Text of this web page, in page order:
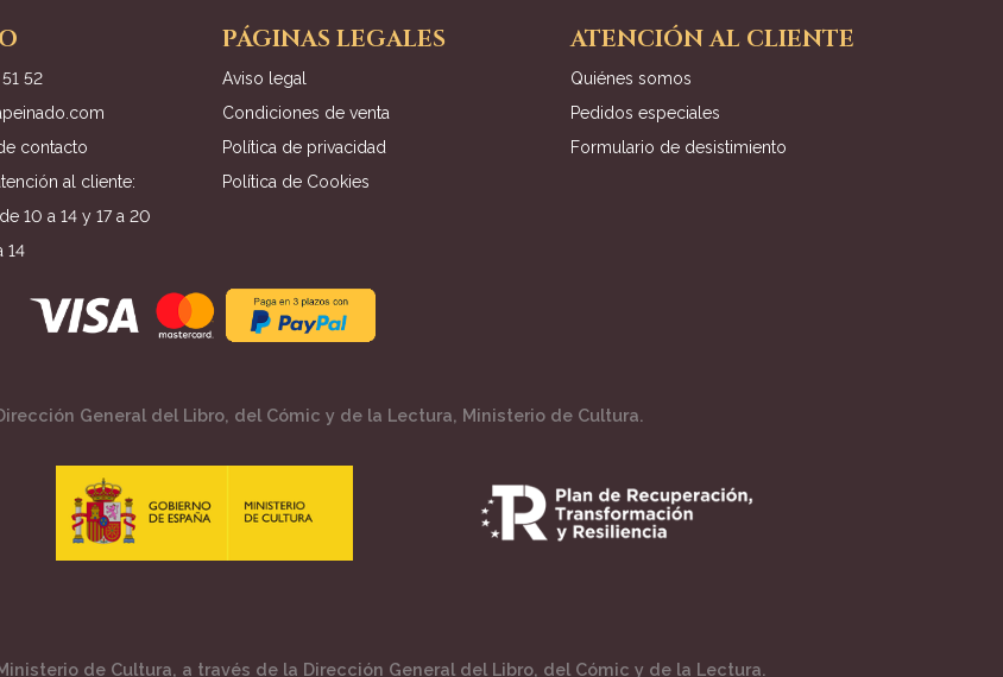
52
contacto
al cliente:
10 a 14 y 17 a 20
14
PÁGINAS LEGALES
Aviso legal
Condiciones de venta
Política de privacidad
Política de Cookies
ATENCIÓN AL CLIENTE
Quiénes somos
Pedidos especiales
Formulario de desistimiento
General del Libro, del Cómic y de la Lectura, Ministerio de Cultura.
de Cultura, a través de la Dirección General del Libro, del Cómic y de la Lectura.